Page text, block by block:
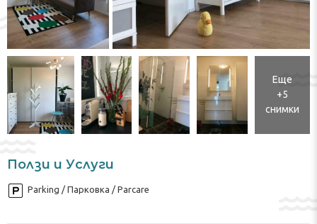
Еще
+5
снимки
Ползи и Услуги
Parking / Парковка / Parcare